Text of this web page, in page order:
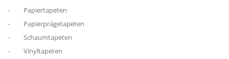
- Papiertapeten
- Papierprägetapeten
- Schaumtapeten
- Vinyltapeten